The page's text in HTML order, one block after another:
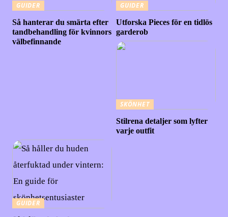
GUIDER
Så hanterar du smärta efter
tandbehandling för kvinnors
välbefinnande
GUIDER
Utforska Pieces för en tidlös
garderob
SKÖNHET
Stilrena detaljer som lyfter
varje outfit
GUIDER